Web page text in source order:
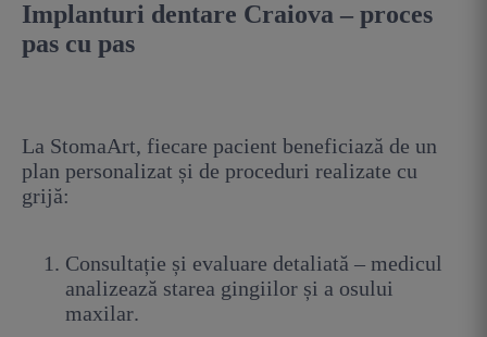
Implanturi dentare Craiova – proces
pas cu pas
La StomaArt, fiecare pacient beneficiază de un
plan personalizat și de proceduri realizate cu
grijă:
Consultație și evaluare detaliată – medicul
analizează starea gingiilor și a osului
maxilar.